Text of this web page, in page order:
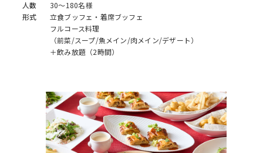
人数
30～180名様
形式
立食ブッフェ・着席ブッフェ
フルコース料理
（前菜/スープ/魚メイン/肉メイン/デザート）
＋飲み放題（2時間）